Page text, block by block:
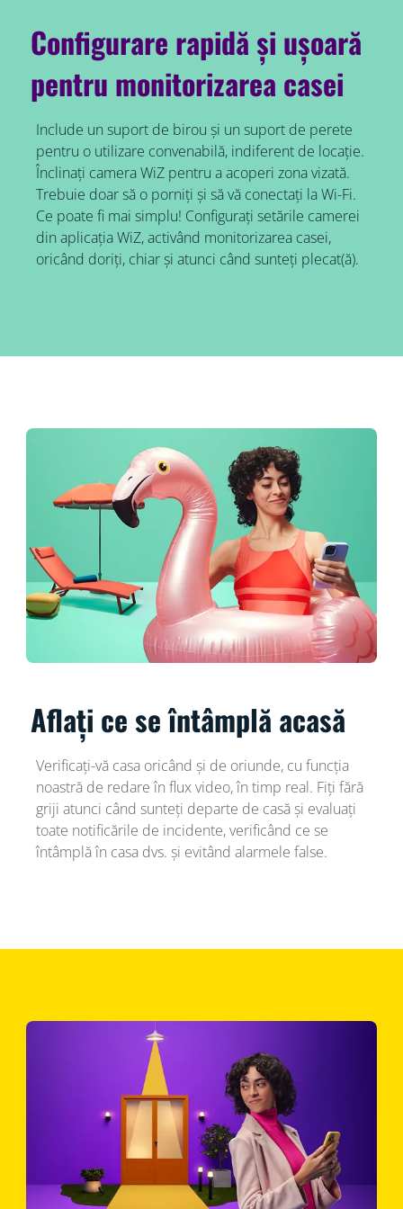
Configurare rapidă și ușoară
pentru monitorizarea casei
Include un suport de birou și un suport de perete
pentru o utilizare convenabilă, indiferent de locație.
Înclinați camera WiZ pentru a acoperi zona vizată.
Trebuie doar să o porniți și să vă conectați la Wi-Fi.
Ce poate fi mai simplu! Configurați setările camerei
din aplicația WiZ, activând monitorizarea casei,
oricând doriți, chiar și atunci când sunteți plecat(ă).
Aflați ce se întâmplă acasă
Verificați-vă casa oricând și de oriunde, cu funcția
noastră de redare în flux video, în timp real. Fiți fără
griji atunci când sunteți departe de casă și evaluați
toate notificările de incidente, verificând ce se
întâmplă în casa dvs. și evitând alarmele false.